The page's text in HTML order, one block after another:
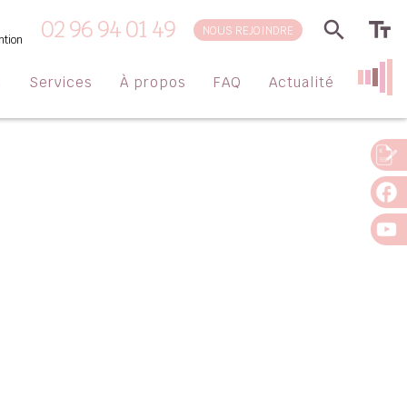
02 96 94 01 49 NOUS REJOINDRE
Services À propos FAQ Actualité